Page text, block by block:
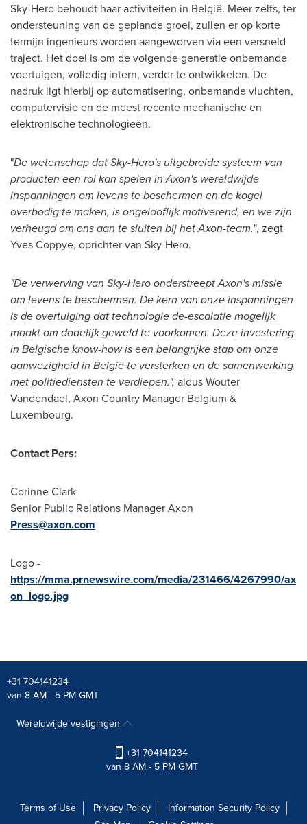
Sky-Hero behoudt haar activiteiten in België. Meer zelfs, ter
ondersteuning van de geplande groei, zullen er op korte
termijn ingenieurs worden aangeworven via een versneld
traject. Het doel is om de volgende generatie onbemande
voertuigen, volledig intern, verder te ontwikkelen. De
nadruk ligt hierbij op automatisering, onbemande vluchten,
computervisie en de meest recente mechanische en
elektronische technologieën.
"De wetenschap dat Sky-Hero's uitgebreide systeem van
producten een rol kan spelen in Axon's wereldwijde
inspanningen om levens te beschermen en de kogel
overbodig te maken, is ongelooflijk motiverend, en we zijn
verheugd om ons aan te sluiten bij het Axon-team.", zegt
Yves Coppye, oprichter van Sky-Hero.
"De verwerving van Sky-Hero onderstreept Axon's missie
om levens te beschermen. De kern van onze inspanningen
is de overtuiging dat technologie de-escalatie mogelijk
maakt om dodelijk geweld te voorkomen. Deze investering
in Belgische know-how is een belangrijke stap om onze
aanwezigheid in België te versterken en de samenwerking
met politiediensten te verdiepen.", aldus Wouter
Vandendael, Axon Country Manager Belgium &
Luxembourg.
Contact Pers:
Corinne Clark
Senior Public Relations Manager Axon
Press@axon.com
Logo -
https://mma.prnewswire.com/media/231466/4267990/ax
on_logo.jpg
+31 704141234
van 8 AM - 5 PM GMT
Wereldwijde vestigingen
+31 704141234
van 8 AM - 5 PM GMT
Terms of Use Privacy Policy
Information Security Policy